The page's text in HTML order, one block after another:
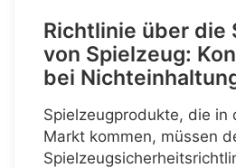
Richtlinie über die
von Spielzeug:
bei
Spielzeugprodukte, die in
Markt kommen, müssen